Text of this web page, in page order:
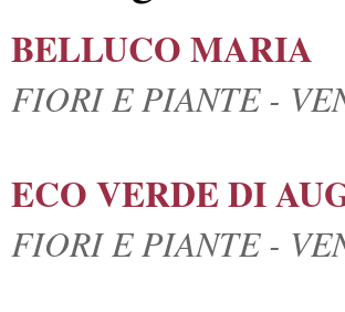
BELLUCO MARIA
FIORI E PIANTE -
ECO VERDE DI
FIORI E PIANTE -